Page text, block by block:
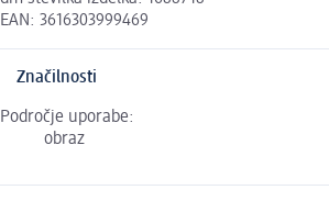
EAN: 3616303999469
Značilnosti
Področje uporabe:
obraz